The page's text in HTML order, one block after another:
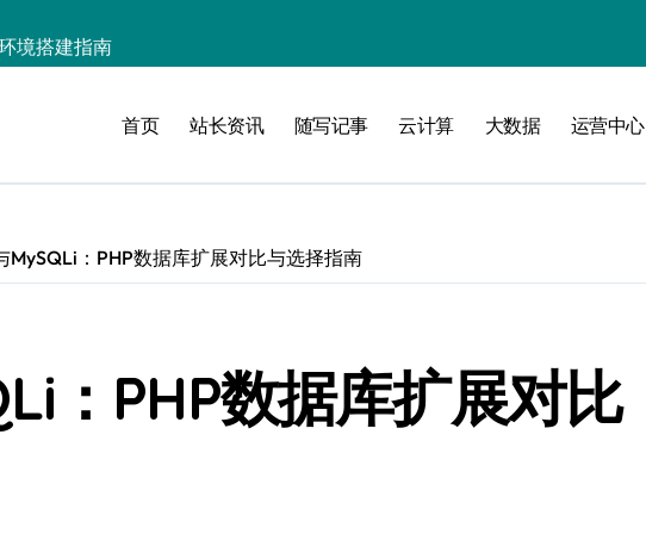
境搭建指南
库配置与优化
五大核心策略
运营新策略
站长高效运营
化与资源高效运维
首页 站长资讯 随写记事 云计算 大数据 运营中心
MySQLi：PHP数据库扩展对比与选择指南
：PHP数据库扩展对比